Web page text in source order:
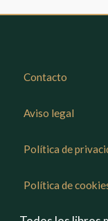
Contacto
Aviso legal
Política de
Política de